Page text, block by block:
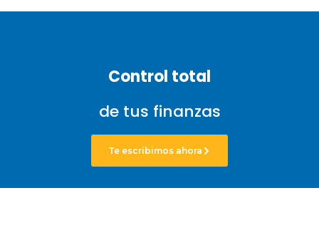
Control total
de tus finanzas
Te escribimos ahora